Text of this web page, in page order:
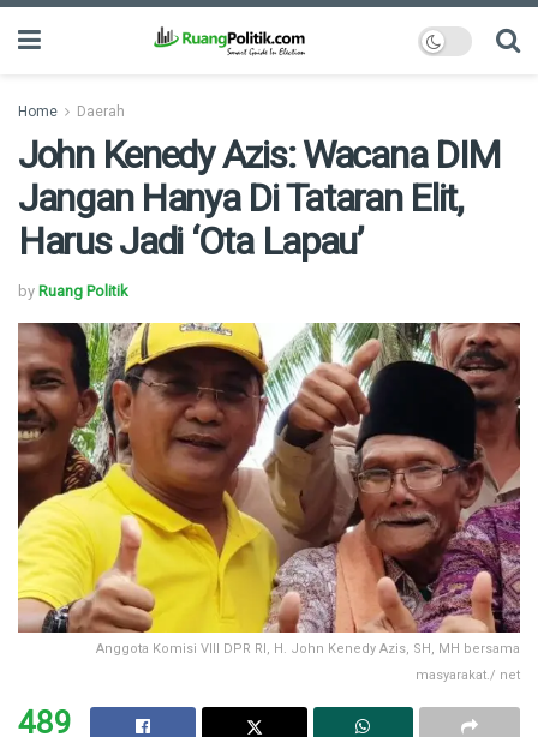
Home Daerah
John Kenedy Azis: Wacana DIM
Jangan Hanya Di Tataran Elit,
Harus Jadi ‘Ota Lapau’
by Ruang Politik
Anggota Komisi VIII DPR RI, H. John Kenedy Azis, SH, MH bersama
masyarakat./ net
489